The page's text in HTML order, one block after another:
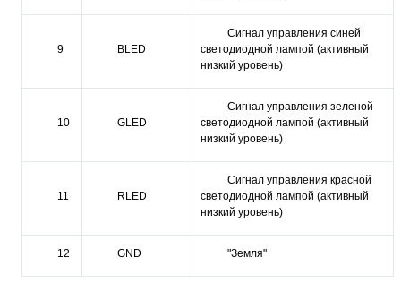
9 BLED
Сигнал управления синей
светодиодной лампой (активный
низкий уровень)
10 GLED
Сигнал управления зеленой
светодиодной лампой (активный
низкий уровень)
11 RLED
Сигнал управления красной
светодиодной лампой (активный
низкий уровень)
12 GND "Земля"